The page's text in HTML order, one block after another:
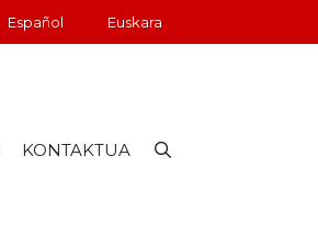
Español Euskara
KONTAKTUA